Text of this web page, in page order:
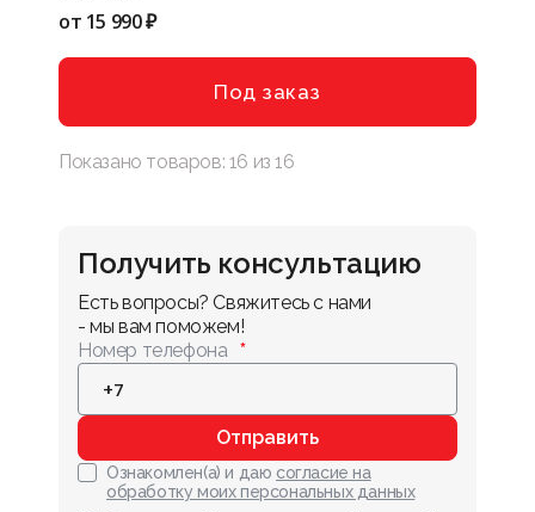
от 15 990 ₽
Под заказ
Показано товаров: 16 из16
Получить консультацию
Есть вопросы? Свяжитесь с нами
- мы вам поможем!
Номер телефона
Отправить
Ознакомлен(а) и даю согласие на
обработку моих персональных данных